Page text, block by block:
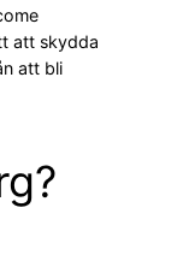
att skydda
att bli